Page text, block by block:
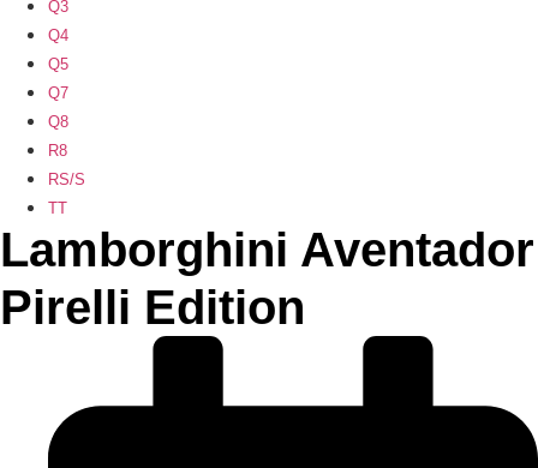
Q3
Q4
Q5
Q7
Q8
R8
RS/S
TT
Lamborghini Aventador
Pirelli Edition